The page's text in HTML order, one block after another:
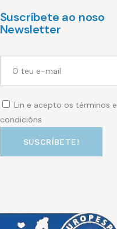
Suscríbete ao noso
Newsletter
Lin e acepto os términos e
condicións